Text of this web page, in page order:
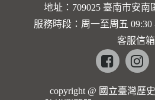
地址：709025 臺南市安南
服務時段：周一至周五 09:30
客服信箱
Facebook
copyright @ 國立臺灣歷